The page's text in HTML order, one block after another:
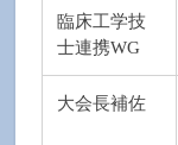
臨床工学技
士連携WG
大会長補佐